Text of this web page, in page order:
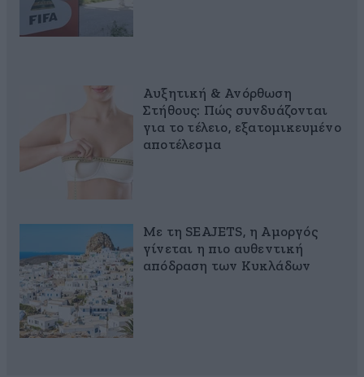
Αυξητική & Ανόρθωση
Στήθους: Πώς συνδυάζονται
για το τέλειο, εξατομικευμένο
αποτέλεσμα
Με τη SEAJETS, η Αμοργός
γίνεται η πιο αυθεντική
απόδραση των Κυκλάδων